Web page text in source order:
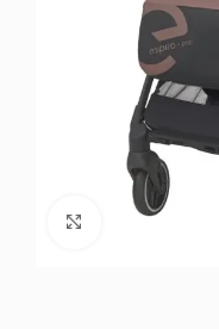
Noklikšķiniet, lai